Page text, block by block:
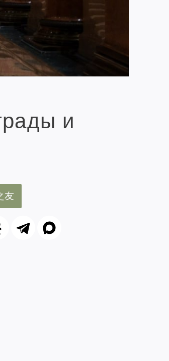
и
友